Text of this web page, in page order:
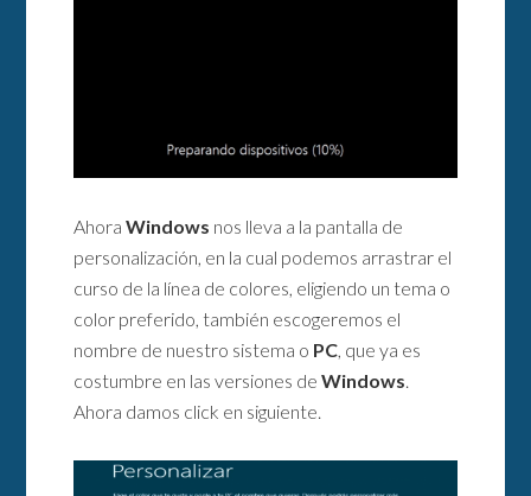
AhoraWindows nos lleva a la pantalla de
personalización, en la cual podemos arrastrar el
curso de la línea de colores, eligiendo un tema o
color preferido, también escogeremos el
nombre de nuestro sistema o PC, que ya es
costumbre en las versiones deWindows.
Ahora damos click en siguiente.